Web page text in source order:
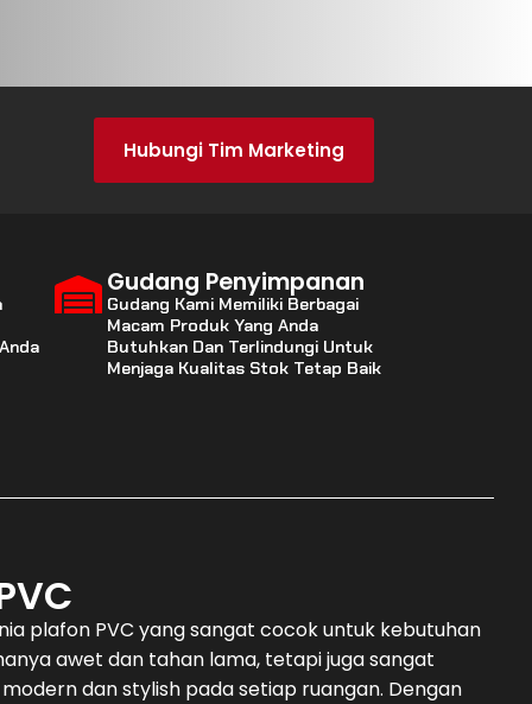
Hubungi Tim Marketing
Gudang Penyimpanan
Gudang Kami Memiliki Berbagai
Macam Produk Yang Anda
Butuhkan Dan Terlindungi Untuk
Menjaga Kualitas Stok Tetap Baik
plafon PVC yang sangat cocok untuk kebutuhan
awet dan tahan lama, tetapi juga sangat
dan stylish pada setiap ruangan. Dengan